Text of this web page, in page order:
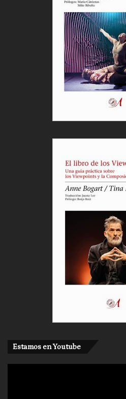
Estamos en Youtube